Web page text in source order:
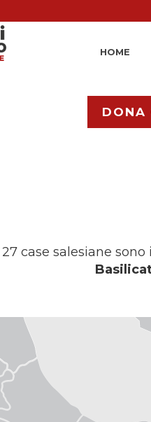
HOME
DONA
case salesiane